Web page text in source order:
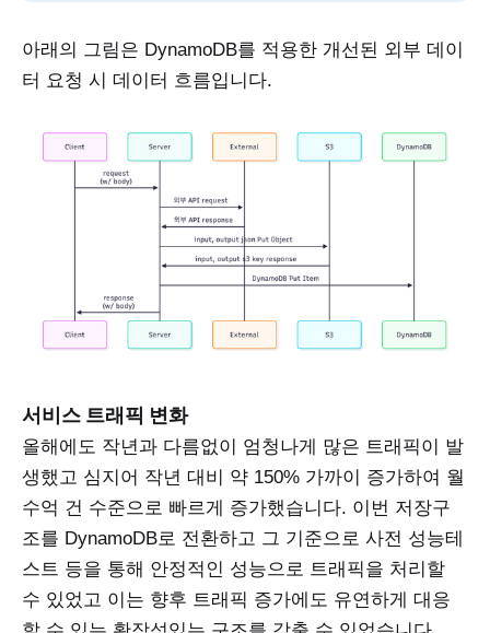
아래의 그림은 DynamoDB를 적용한 개선된 외부 데이
터 요청 시 데이터 흐름입니다.
서비스 트래픽 변화
올해에도 작년과 다름없이 엄청나게 많은 트래픽이 발
생했고 심지어 작년 대비 약 150% 가까이 증가하여 월
수억 건 수준으로 빠르게 증가했습니다. 이번 저장구
조를 DynamoDB로 전환하고 그 기준으로 사전 성능테
스트 등을 통해 안정적인 성능으로 트래픽을 처리할
수 있었고 이는 향후 트래픽 증가에도 유연하게 대응